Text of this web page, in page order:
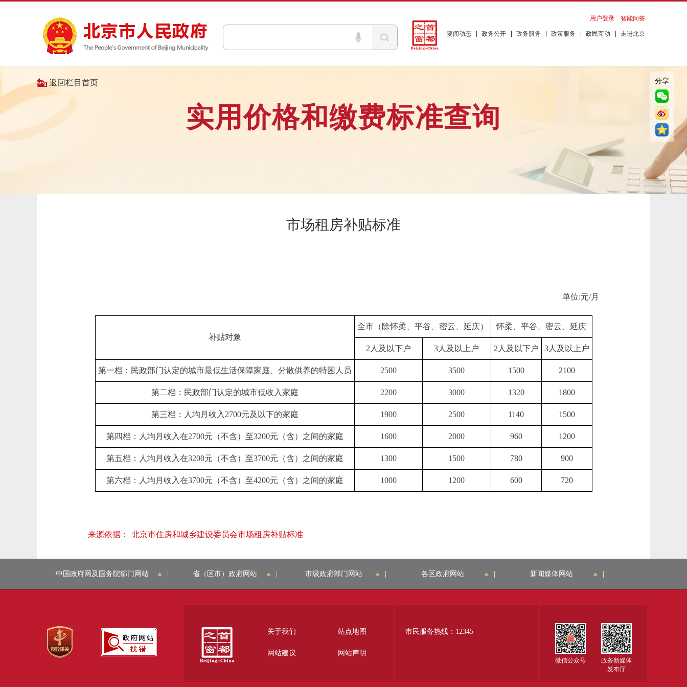
要闻动态 政务公开 政务服务 政策服务 政民互动 走进北京
用户登录 智能问答
返回栏目首页
实用价格和缴费标准查询
市场租房补贴标准
单位:元/月
补贴对象
全市（除怀柔、平谷、密云、延庆） 怀柔、平谷、密云、延庆
2人及以下户 3人及以上户 2人及以下户 3人及以上户
第一档：民政部门认定的城市最低生活保障家庭、分散供养的特困人员 2500 3500 1500 2100
第二档：民政部门认定的城市低收入家庭 2200 3000 1320 1800
第三档：人均月收入2700元及以下的家庭 1900 2500 1140 1500
第四档：人均月收入在2700元（不含）至3200元（含）之间的家庭 1600 2000 960 1200
第五档：人均月收入在3200元（不含）至3700元（含）之间的家庭 1300 1500 780 900
第六档：人均月收入在3700元（不含）至4200元（含）之间的家庭 1000 1200 600 720
来源依据： 北京市住房和城乡建设委员会市场租房补贴标准
中国政府网及国务院部门网站 省（区市）政府网站 市级政府部门网站 各区政府网站 新闻媒体网站
关于我们 站点地图
网站建议 网站声明
市民服务热线：12345
微信公众号
政务新媒体
发布厅
分享